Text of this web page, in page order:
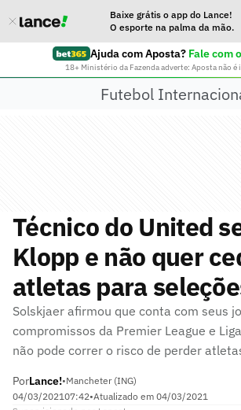
Baixe grátis o app do Lance!
O esporte na palma da mão.
Ajuda com Aposta? Fale com
18+ Ministério da Fazenda adverte: Aposta não
Futebol
Técnico do United
Klopp e não quer
atletas para
Solskjaer afirmou que conta com seus
compromissos da Premier League e
não pode correr o risco de perder
PorLance!•Mancheter (ING)
04/03/202107:42•Atualizado em 04/03/2021